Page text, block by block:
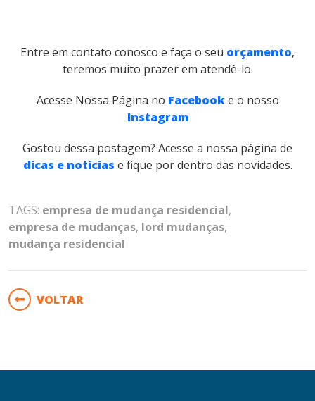
Entre em contato conosco e faça o seu orçamento,
teremos muito prazer em atendê-lo.
Acesse Nossa Página no Facebook e o nosso
Instagram
Gostou dessa postagem? Acesse a nossa página de
dicas e notícias e fique por dentro das novidades.
TAGS: empresa de mudança residencial,
empresa de mudanças, lord mudanças,
mudança residencial
VOLTAR